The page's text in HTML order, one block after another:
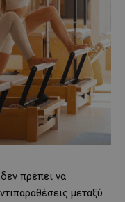
πρέπει να
μεταξύ